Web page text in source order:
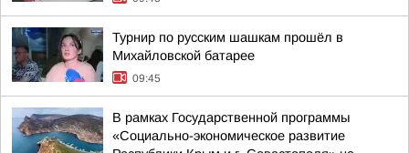
Турнир по русским шашкам прошёл в
Михайловской батарее
09:45
В рамках Государственной программы
«Социально-экономическое развитие